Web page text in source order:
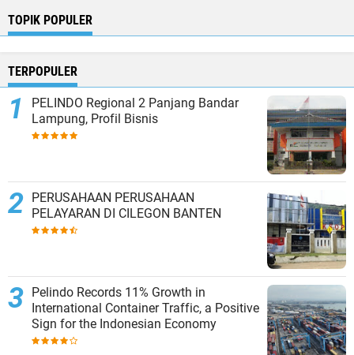
TOPIK POPULER
TERPOPULER
PELINDO Regional 2 Panjang Bandar
Lampung, Profil Bisnis
PERUSAHAAN PERUSAHAAN
PELAYARAN DI CILEGON BANTEN
Pelindo Records 11% Growth in
International Container Traffic, a Positive
Sign for the Indonesian Economy